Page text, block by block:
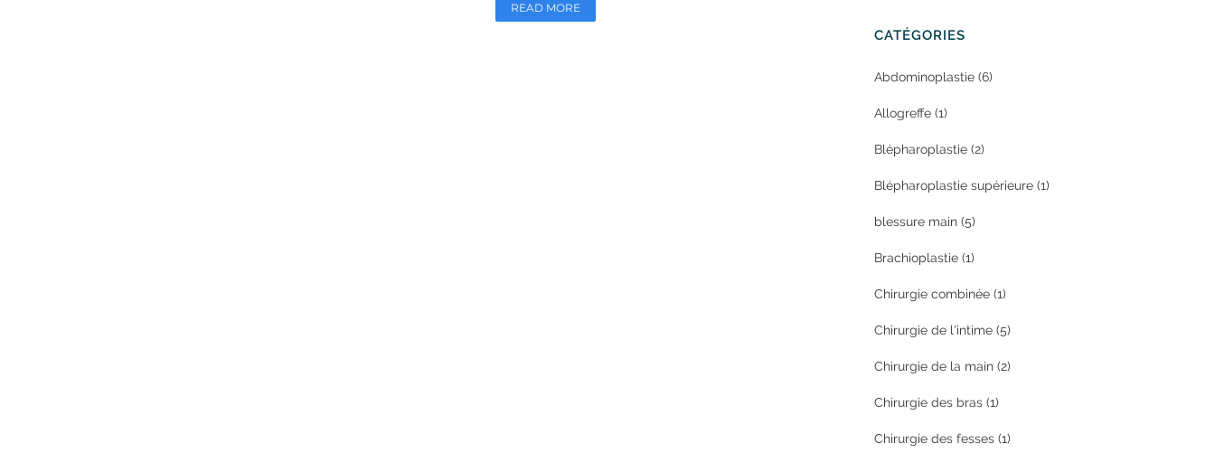
READ MORE
CATÉGORIES
Abdominoplastie (6)
Allogreffe (1)
Blépharoplastie (2)
Blépharoplastie supérieure (1)
blessure main (5)
Brachioplastie (1)
Chirurgie combinée (1)
Chirurgie de l'intime (5)
Chirurgie de la main (2)
Chirurgie des bras (1)
Chirurgie des fesses (1)